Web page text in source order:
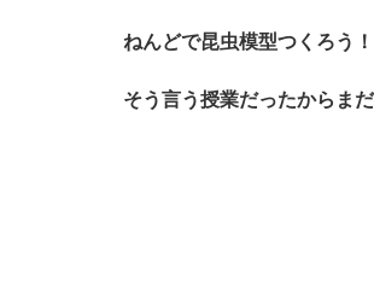
ねんどで昆虫模型つくろう
そう言う授業だったからま